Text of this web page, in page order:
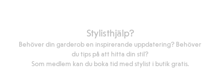
Stylisthjälp?
Behöver din garderob en inspirerande uppdatering? Behöver
du tips på att hitta din stil?
Som medlem kan du boka tid med stylist i butik gratis.